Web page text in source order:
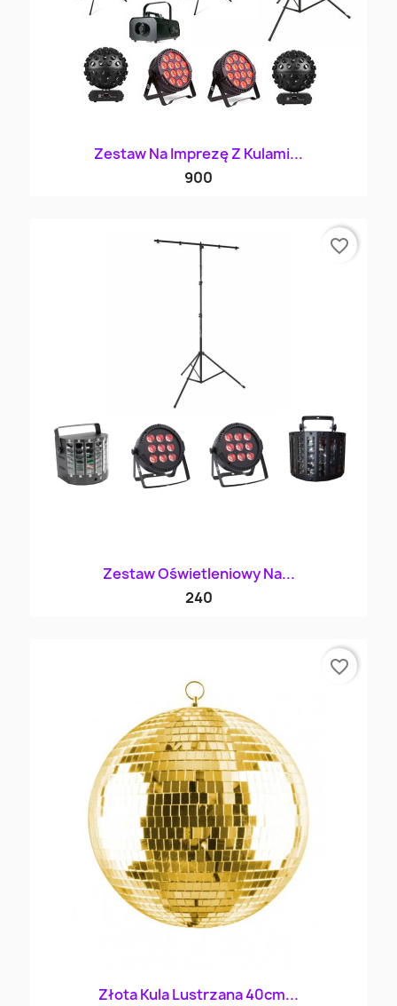
Zestaw Na Imprezę Z Kulami...
900
Zestaw Oświetleniowy Na...
240
favorite_border
Złota Kula Lustrzana 40cm...
favorite_border